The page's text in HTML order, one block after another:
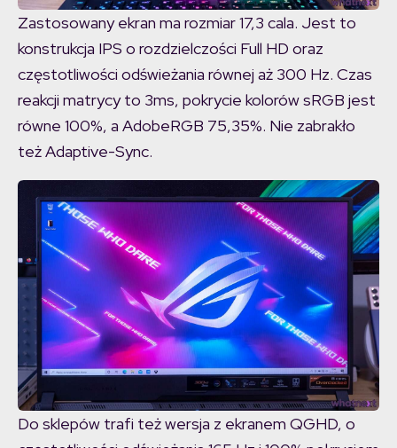
Zastosowany ekran ma rozmiar 17,3 cala. Jest to
konstrukcja IPS o rozdzielczości Full HD oraz
częstotliwości odświeżania równej aż 300 Hz. Czas
reakcji matrycy to 3ms, pokrycie kolorów sRGB jest
równe 100%, a AdobeRGB 75,35%. Nie zabrakło
też Adaptive-Sync.
Do sklepów trafi też wersja z ekranem QGHD, o